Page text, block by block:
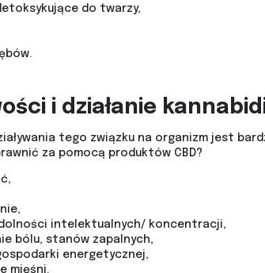
do twarzy,
i działanie
tego związku na organizm jest
za pomocą produktów CBD?
intelektualnych/ koncentracji,
bólu, stanów zapalnych,
energetycznej,
mięśni.